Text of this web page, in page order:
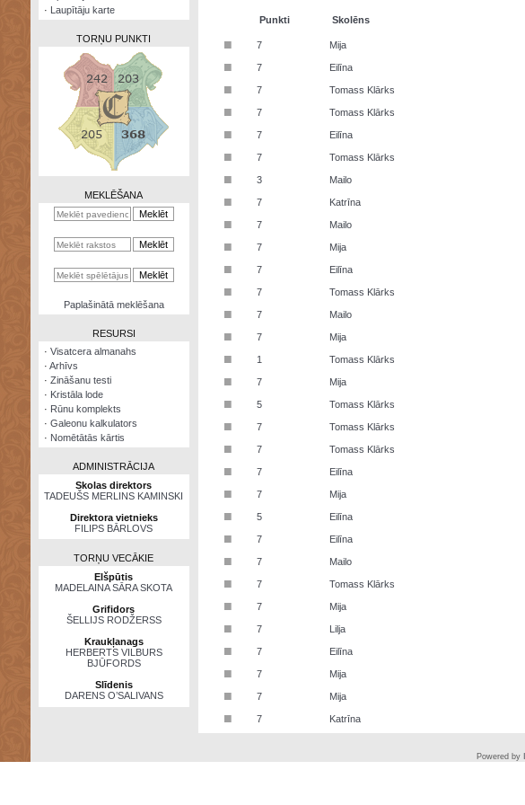
kalkulators
· Laupītāju karte
TORŅU PUNKTI
MEKLĒŠANA
Paplašinātā meklēšana
RESURSI
· Visatcera almanahs
· Arhīvs
· Zināšanu testi
· Kristāla lode
· Rūnu komplekts
· Galeonu kalkulators
· Nomētātās kārtis
ADMINISTRĀCIJA
Skolas direktors
TADEUŠS MERLINS KAMINSKI
Direktora vietnieks
FILIPS BĀRLOVS
TORŅU VECĀKIE
Elšpūtis
MADELAINA SĀRA SKOTA
Grifidors
ŠELLIJS RODŽERSS
Kraukļanags
HERBERTS VILBURS
BJŪFORDS
Slīdenis
DARENS O’SALIVANS
Punkti Skolēns
■ 7 Mija
■ 7 Eilīna
■ 7 Tomass Klārks
■ 7 Tomass Klārks
■ 7 Eilīna
■ 7 Tomass Klārks
■ 3 Mailo
■ 7 Katrīna
■ 7 Mailo
■ 7 Mija
■ 7 Eilīna
■ 7 Tomass Klārks
■ 7 Mailo
■ 7 Mija
■ 1 Tomass Klārks
■ 7 Mija
■ 5 Tomass Klārks
■ 7 Tomass Klārks
■ 7 Tomass Klārks
■ 7 Eilīna
■ 7 Mija
■ 5 Eilīna
■ 7 Eilīna
■ 7 Mailo
■ 7 Tomass Klārks
■ 7 Mija
■ 7 Lilja
■ 7 Eilīna
■ 7 Mija
■ 7 Mija
■ 7 Katrīna
Powered by